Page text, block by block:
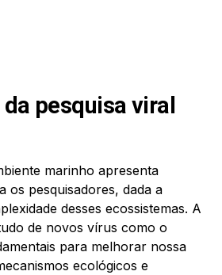
pesquisa viral
marinho apresenta
os pesquisadores, dada a
desses ecossistemas. A
de novos vírus como o
para melhorar nossa
ecológicos e